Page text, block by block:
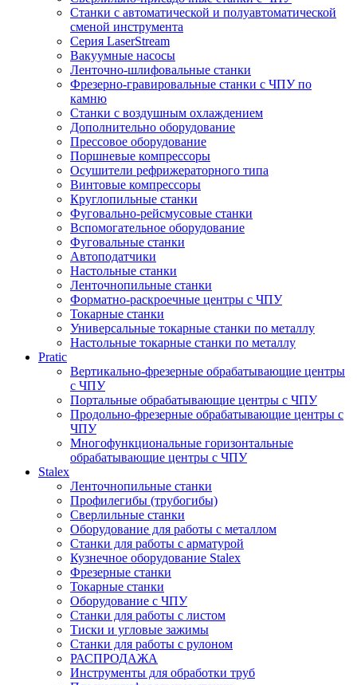
Станки с автоматической и полуавтоматической
сменой инструмента
Серия LaserStream
Вакуумные насосы
Ленточно-шлифовальные станки
Фрезерно-гравировальные станки с ЧПУ по
камню
Станки с воздушным охлаждением
Дополнительно оборудование
Прессовое оборудование
Поршневые компрессоры
Осушители рефрижераторного типа
Винтовые компрессоры
Круглопильные станки
Фуговально-рейсмусовые станки
Вспомогательное оборудование
Фуговальные станки
Автоподатчики
Настольные станки
Ленточнопильные станки
Форматно-раскроечные центры с ЧПУ
Токарные станки
Универсальные токарные станки по металлу
Настольные токарные станки по металлу
Pratic
Вертикально-фрезерные обрабатывающие центры
с ЧПУ
Портальные обрабатывающие центры с ЧПУ
Продольно-фрезерные обрабатывающие центры с
ЧПУ
Многофункциональные горизонтальные
обрабатывающие центры с ЧПУ
Stalex
Ленточнопильные станки
Профилегибы (трубогибы)
Сверлильные станки
Оборудование для работы с металлом
Станки для работы с арматурой
Кузнечное оборудование Stalex
Фрезерные станки
Токарные станки
Оборудование с ЧПУ
Станки для работы с листом
Тиски и угловые зажимы
Станки для работы с рулоном
РАСПРОДАЖА
Инструменты для обработки труб